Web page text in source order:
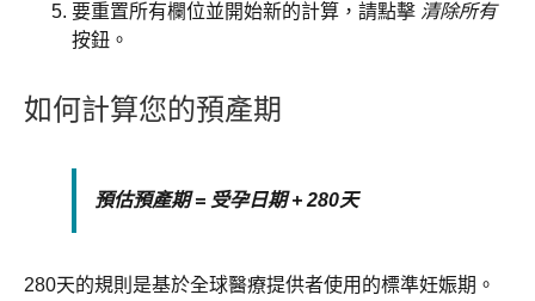
要重置所有欄位並開始新的計算，請點擊 清除所有
按鈕。
如何計算您的預產期
預估預產期 = 受孕日期 + 280天
280天的規則是基於全球醫療提供者使用的標準妊娠期。